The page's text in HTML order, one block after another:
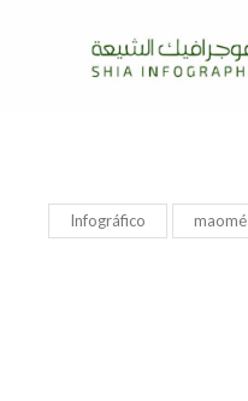
Infográfico maomé